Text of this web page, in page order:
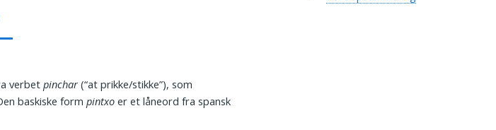
verbetpinchar (“at prikke/stikke”), som
baskiske formpintxo er et låneord fra spansk